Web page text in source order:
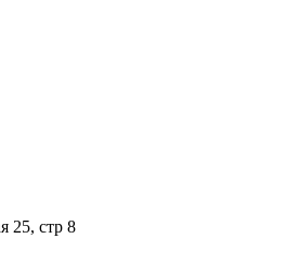
25, стр 8